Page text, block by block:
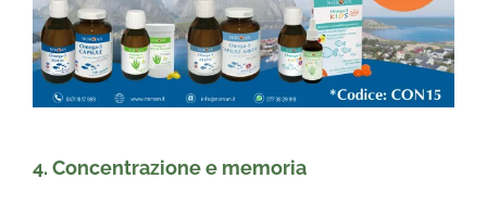
4. Concentrazione e memoria